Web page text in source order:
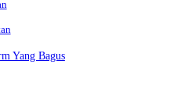
Yang Bagus